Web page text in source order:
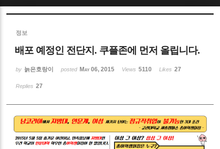
정보
배포 예정인 전단지. 쿠플존에 먼저 올립니다.
by 늙은호랑이 posted May 06, 2015 Views 5110 Likes 27
Replies 27
Sketchbook5, 스케치북5
Sketchbook5, 스케치북5